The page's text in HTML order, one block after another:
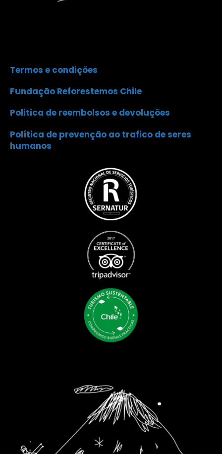
Termos e condições
Fundação Reforestemos Chile
Politica de reembolsos e devoluções
Política de prevenção ao trafico de seres
humanos